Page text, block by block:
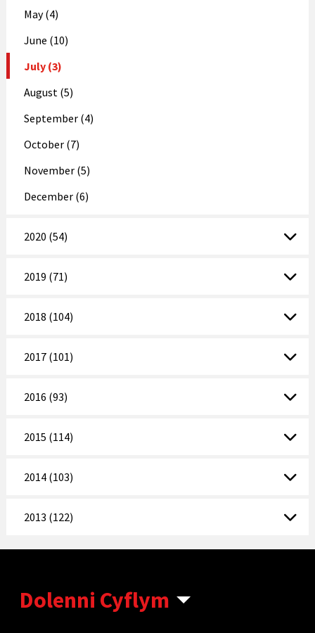
May (4)
June (10)
July (3)
August (5)
September (4)
October (7)
November (5)
December (6)
2020 (54)
2019 (71)
2018 (104)
2017 (101)
2016 (93)
2015 (114)
2014 (103)
2013 (122)
Dolenni Cyflym